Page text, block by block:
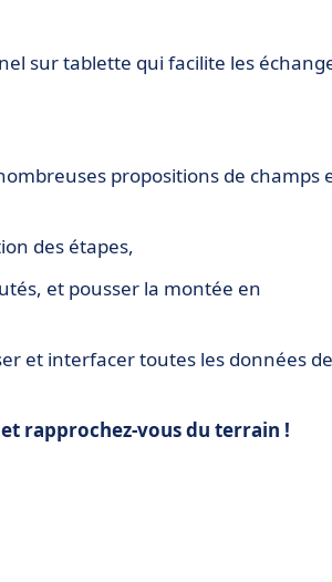
sur tablette qui facilite les
propositions de champs
des étapes,
et pousser la montée en
et interfacer toutes les données
rapprochez-vous du terrain !